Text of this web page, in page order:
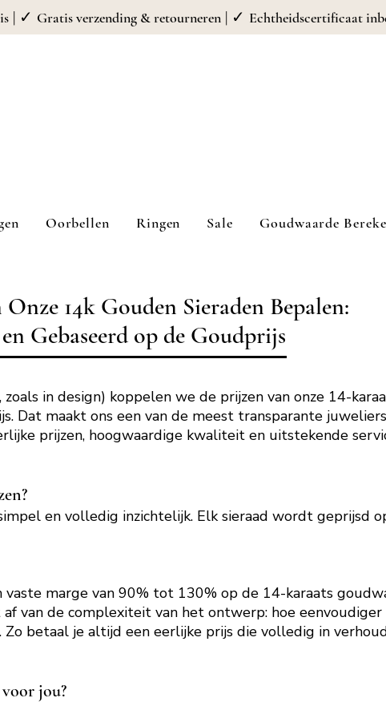
| ✓ Gratis verzending & retourneren| ✓ Echtheidscertificaat
Oorbellen Ringen Sale Goudwaarde
14k Gouden Sieraden Bepalen:
Gebaseerd op de Goudprijs
in design) koppelen we de prijzen van onze 14-
Dat maakt ons een van de meest transparante
prijzen, hoogwaardige kwaliteit en uitstekende
en volledig inzichtelijk. Elk sieraad wordt geprijsd
vaste marge van 90% tot 130% op de 14-karaats
van de complexiteit van het ontwerp: hoe
Zo betaal je altijd een eerlijke prijs die volledig in
jou?